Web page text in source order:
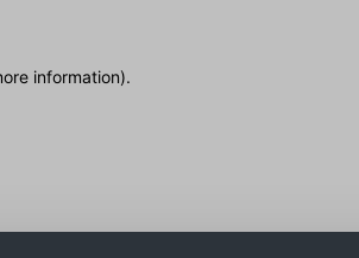
information).